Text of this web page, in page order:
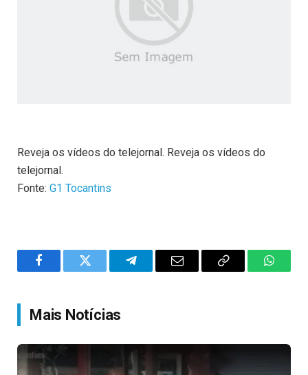
Reveja os vídeos do telejornal. Reveja os vídeos do
telejornal.
Fonte: G1 Tocantins
FacebookTwitter TelegramEmail
Copy
Mais Notícias